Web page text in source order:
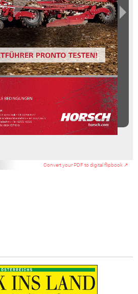
Convert your PDF to digital flipbook ↗